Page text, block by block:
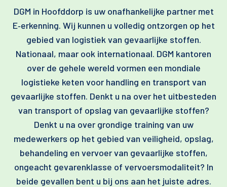
DGM in Hoofddorp is uw onafhankelijke partner met
E‑erkenning. Wij kunnen u volledig ontzorgen op het
gebied van logistiek van gevaarlijke stoffen.
Nationaal, maar ook internationaal. DGM kantoren
over de gehele wereld vormen een mondiale
logistieke keten voor handling en transport van
gevaarlijke stoffen. Denkt u na over het uitbesteden
van transport of opslag van gevaarlijke stoffen?
Denkt u na over grondige training van uw
medewerkers op het gebied van veiligheid, opslag,
behandeling en vervoer van gevaarlijke stoffen,
ongeacht gevarenklasse of vervoersmodaliteit? In
beide gevallen bent u bij ons aan het juiste adres.